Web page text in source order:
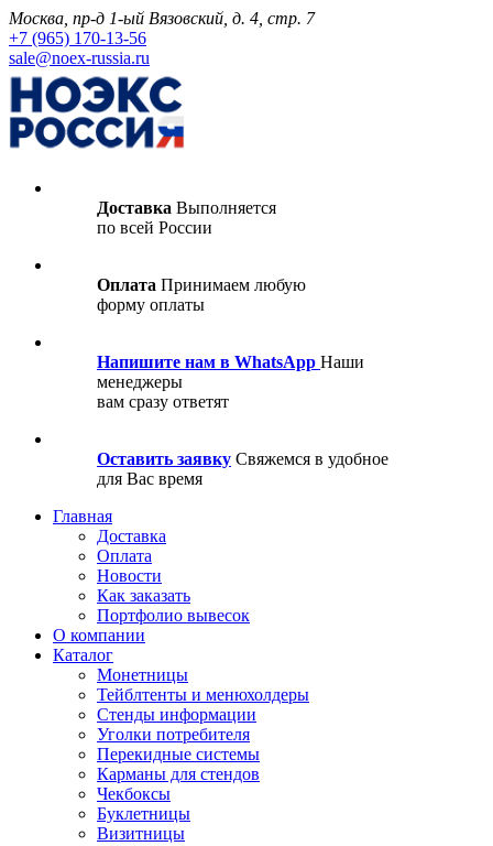
Москва, пр-д 1-ый Вязовский, д. 4, стр. 7
+7 (965) 170-13-56
sale@noex-russia.ru
Доставка Выполняется
по всей России
Оплата Принимаем любую
форму оплаты
Напишите нам в WhatsApp Наши
менеджеры
вам сразу ответят
Оставить заявку Свяжемся в удобное
для Вас время
Главная
Доставка
Оплата
Новости
Как заказать
Портфолио вывесок
О компании
Каталог
Монетницы
Тейблтенты и менюхолдеры
Стенды информации
Уголки потребителя
Перекидные системы
Карманы для стендов
Чекбоксы
Буклетницы
Визитницы